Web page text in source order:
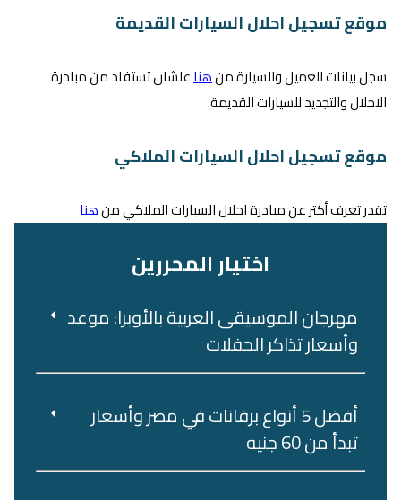
موقع تسجيل احلال السيارات القديمة
سجل بيانات العميل والسيارة منهناعلشان تستفاد من مبادرة
الاحلال والتجديد للسيارات القديمة.
موقع تسجيل احلال السيارات الملاكي
تقدر تعرف أكتر عن مبادرة احلال السيارات الملاكي منهنا
اختيار المحررين
مهرجان الموسيقى العربية بالأوبرا: موعد
وأسعار تذاكر الحفلات
أفضل 5 أنواع برفانات في مصر وأسعار
تبدأ من 60 جنيه